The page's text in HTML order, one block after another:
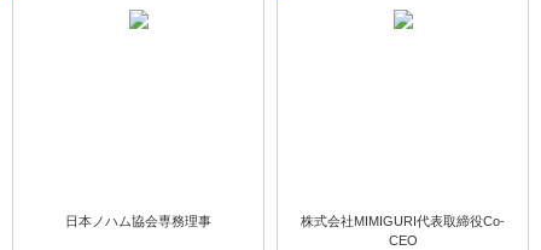
日本ノハム協会専務理事
株式会社MIMIGURI代表取締役Co-
CEO